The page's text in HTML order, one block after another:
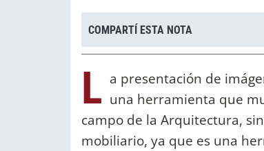
COMPARTÍ ESTA NOTA
L a presentación de
una herramienta que
campo de la Arquitectura,
mobiliario, ya que es una